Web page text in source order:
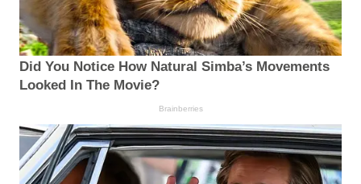
Did You Notice How Natural Simba’s Movements
Looked In The Movie?
Brainberries